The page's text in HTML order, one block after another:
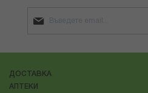
ДОСТАВКА
АПТЕКИ